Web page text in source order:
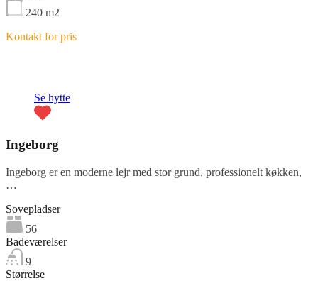
240 m2
Kontakt for pris
Se hytte
Ingeborg
Ingeborg er en moderne lejr med stor grund, professionelt køkken,
…
Sovepladser
56
Badeværelser
9
Størrelse